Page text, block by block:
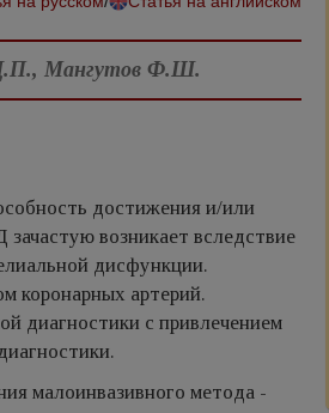
Мангутов Ф.Ш.
достижения и/или
возникает вследствие
дисфункции.
коронарных артерий.
диагностики с привлечением
малоинвазивного метода -